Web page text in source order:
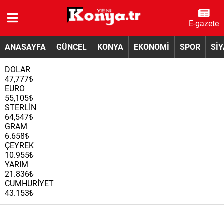
E-gazete
ANASAYFA GÜNCEL KONYA EKONOMİ SPOR
DOLAR
47,777₺
EURO
55,105₺
STERLİN
64,547₺
GRAM
6.658₺
ÇEYREK
10.955₺
YARIM
21.836₺
CUMHURİYET
43.153₺